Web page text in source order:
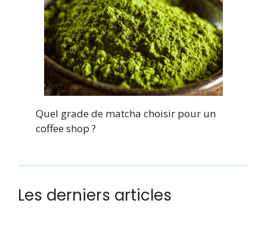
Quel grade de matcha choisir pour un
coffee shop ?
Les derniers articles